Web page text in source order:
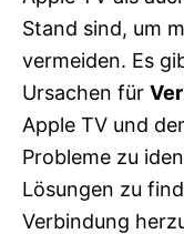
Stand sind, um
vermeiden. Es
Ursachen für
Apple TV und
Probleme zu
Lösungen zu
Verbindung